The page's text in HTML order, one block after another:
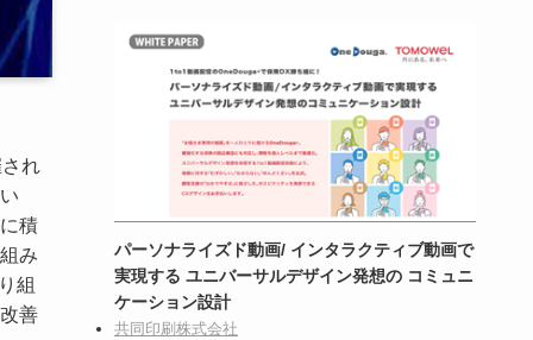
れ
積
み
組
善
パーソナライズド動画/ インタラクティブ動画で
実現する ユニバーサルデザイン発想の コミュニ
ケーション設計
共同印刷株式会社